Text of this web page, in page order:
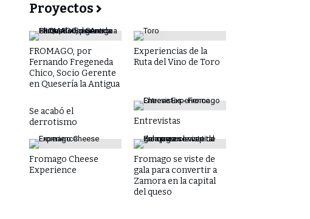
Proyectos
FROMAGO, por
Fernando Fregeneda
Chico, Socio Gerente
en Quesería la Antigua
Experiencias de la
Ruta del Vino de Toro
Se acabó el
derrotismo
Entrevistas
Fromago Cheese
Experience
Fromago se viste de
gala para convertir a
Zamora en la capital
del queso